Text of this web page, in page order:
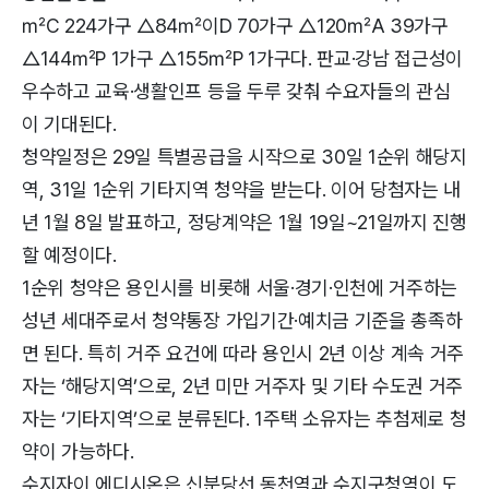
㎡C 224가구 △84㎡이D 70가구 △120㎡A 39가구
△144㎡P 1가구 △155㎡P 1가구다. 판교·강남 접근성이
우수하고 교육·생활인프 등을 두루 갖춰 수요자들의 관심
이 기대된다.
청약일정은 29일 특별공급을 시작으로 30일 1순위 해당지
역, 31일 1순위 기타지역 청약을 받는다. 이어 당첨자는 내
년 1월 8일 발표하고, 정당계약은 1월 19일~21일까지 진행
할 예정이다.
1순위 청약은 용인시를 비롯해 서울·경기·인천에 거주하는
성년 세대주로서 청약통장 가입기간·예치금 기준을 총족하
면 된다. 특히 거주 요건에 따라 용인시 2년 이상 계속 거주
자는 ‘해당지역’으로, 2년 미만 거주자 및 기타 수도권 거주
자는 ‘기타지역’으로 분류된다. 1주택 소유자는 추첨제로 청
약이 가능하다.
수지자이 에디시온은 신분당선 동천역과 수지구청역이 도